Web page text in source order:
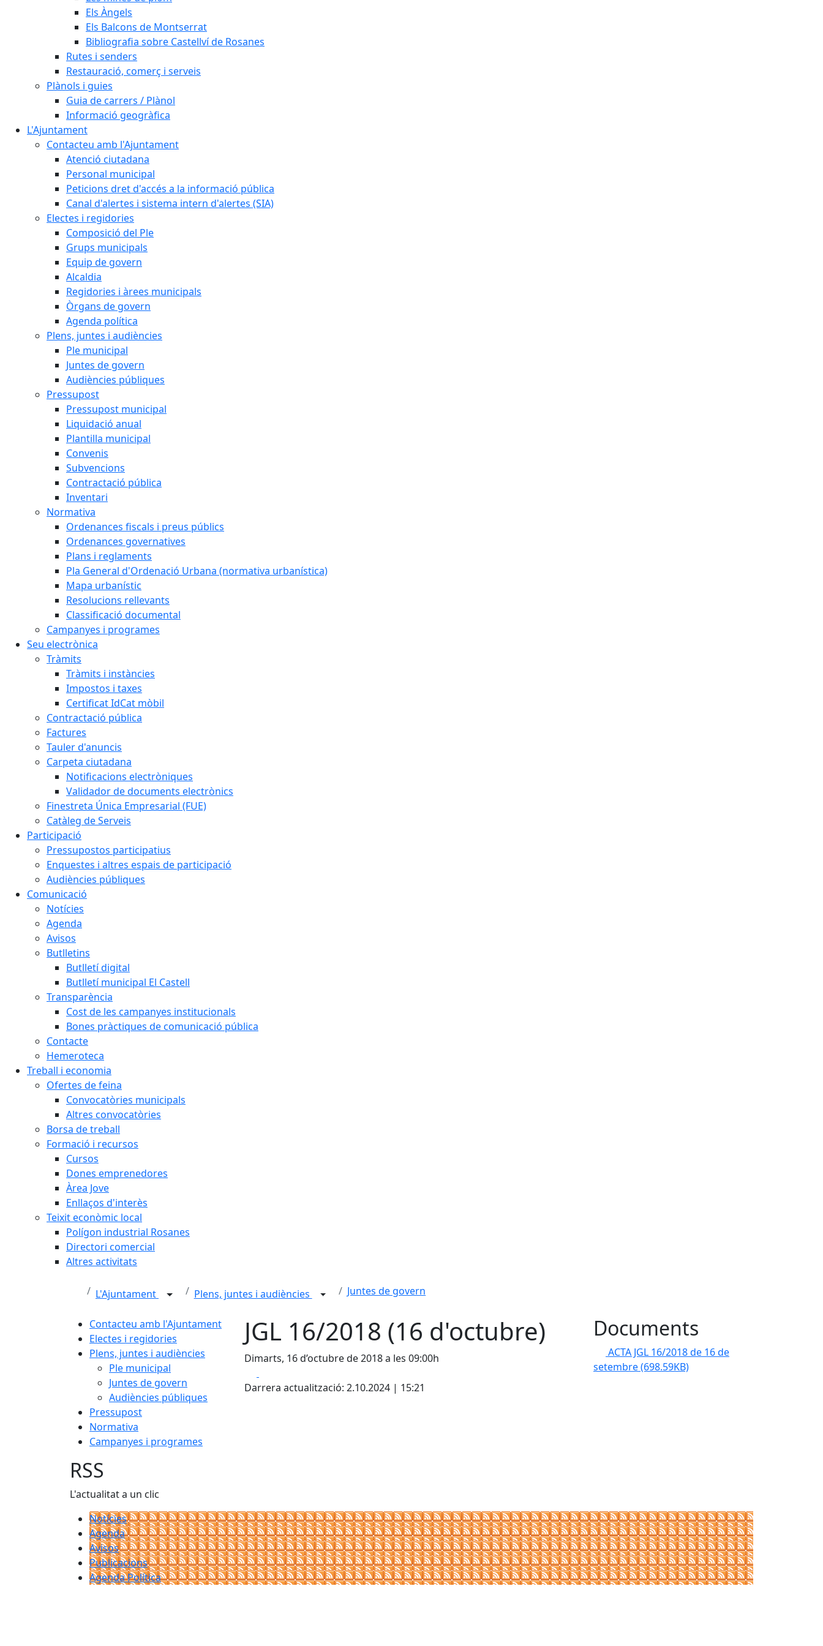
Els Àngels
Els Balcons de Montserrat
Bibliografia sobre Castellví de Rosanes
Rutes i senders
Restauració, comerç i serveis
Plànols i guies
Guia de carrers / Plànol
Informació geogràfica
L'Ajuntament
Contacteu amb l'Ajuntament
Atenció ciutadana
Personal municipal
Peticions dret d'accés a la informació pública
Canal d'alertes i sistema intern d'alertes (SIA)
Electes i regidories
Composició del Ple
Grups municipals
Equip de govern
Alcaldia
Regidories i àrees municipals
Òrgans de govern
Agenda política
Plens, juntes i audiències
Ple municipal
Juntes de govern
Audiències públiques
Pressupost
Pressupost municipal
Liquidació anual
Plantilla municipal
Convenis
Subvencions
Contractació pública
Inventari
Normativa
Ordenances fiscals i preus públics
Ordenances governatives
Plans i reglaments
Pla General d'Ordenació Urbana (normativa urbanística)
Mapa urbanístic
Resolucions rellevants
Classificació documental
Campanyes i programes
Seu electrònica
Tràmits
Tràmits i instàncies
Impostos i taxes
Certificat IdCat mòbil
Contractació pública
Factures
Tauler d'anuncis
Carpeta ciutadana
Notificacions electròniques
Validador de documents electrònics
Finestreta Única Empresarial (FUE)
Catàleg de Serveis
Participació
Pressupostos participatius
Enquestes i altres espais de participació
Audiències públiques
Comunicació
Notícies
Agenda
Avisos
Butlletins
Butlletí digital
Butlletí municipal El Castell
Transparència
Cost de les campanyes institucionals
Bones pràctiques de comunicació pública
Contacte
Hemeroteca
Treball i economia
Ofertes de feina
Convocatòries municipals
Altres convocatòries
Borsa de treball
Formació i recursos
Cursos
Dones emprenedores
Àrea Jove
Enllaços d'interès
Teixit econòmic local
Polígon industrial Rosanes
Directori comercial
Altres activitats
L'Ajuntament Plens, juntes i audiències Juntes de govern
Contacteu amb l'Ajuntament
Electes i regidories
Plens, juntes i audiències
Ple municipal
Juntes de govern
Audiències públiques
Pressupost
Normativa
Campanyes i programes
JGL 16/2018 (16 d'octubre)
Dimarts, 16 d’octubre de 2018 a les 09:00h
Darrera actualització: 2.10.2024 | 15:21
Documents
ACTA JGL 16/2018 de 16 de
setembre(698.59KB)
RSS
L'actualitat a un clic
Notícies
Agenda
Avisos
Publicacions
Agenda Política